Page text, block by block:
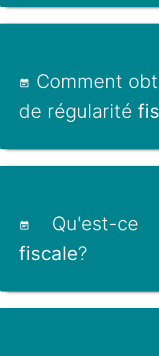
Comment
de régularité
Qu'est-ce
fiscale?